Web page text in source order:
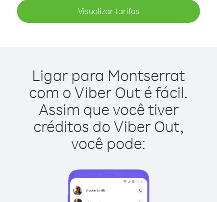
Visualizar tarifas
Ligar para Montserrat
com o Viber Out é fácil.
Assim que você tiver
créditos do Viber Out,
você pode: